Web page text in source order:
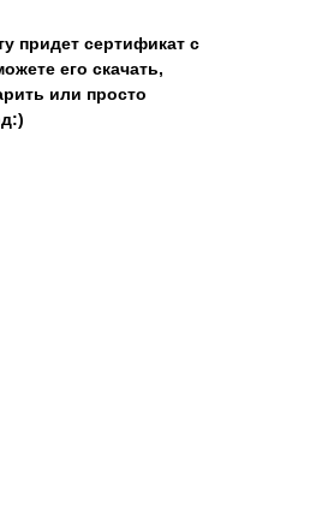
придет сертификат с
его скачать,
или просто